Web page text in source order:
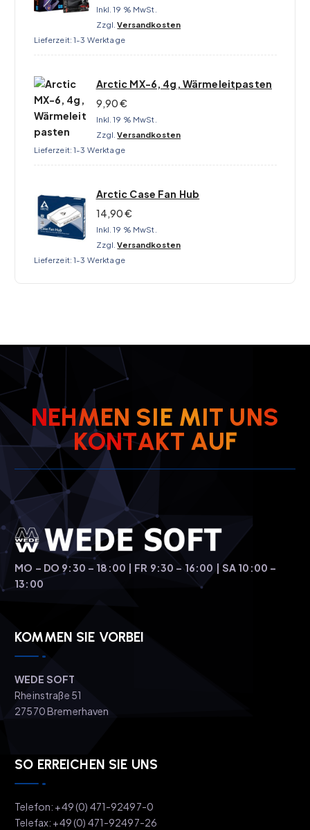
Inkl. 19 % MwSt.
Zzgl.Versandkosten
Lieferzeit:1-3 Werktage
Arctic MX-6, 4g, Wärmeleitpasten
9,90€
Inkl. 19 % MwSt.
Zzgl.Versandkosten
Lieferzeit:1-3 Werktage
Arctic Case Fan Hub
14,90€
Inkl. 19 % MwSt.
Zzgl.Versandkosten
Lieferzeit:1-3 Werktage
NEHMEN SIE MIT UNS
KONTAKT AUF
MO – DO 9:30 – 18:00 | FR 9:30 – 16:00 | SA 10:00 –
13:00
KOMMEN SIE VORBEI
WEDE SOFT
Rheinstraße 51
27570 Bremerhaven
SO ERREICHEN SIE UNS
Telefon: +49 (0) 471-92497-0
Telefax: +49 (0) 471-92497-26